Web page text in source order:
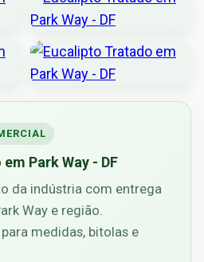
Park Way - DF
da indústria com entrega
Way e região.
medidas, bitolas e